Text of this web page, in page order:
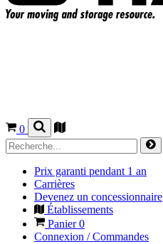
0
Prix garanti pendant 1 an
Carrières
Devenez un concessionnaire
Établissements
Panier0
Connexion / Commandes